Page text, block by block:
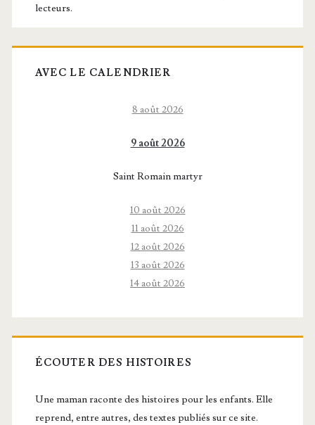
lecteurs.
AVEC LE CALENDRIER
8 août 2026
9 août 2026
Saint Romain martyr
10 août 2026
11 août 2026
12 août 2026
13 août 2026
14 août 2026
ÉCOUTER DES HISTOIRES
Une maman raconte des histoires pour les enfants. Elle
reprend, entre autres, des textes publiés sur ce site.